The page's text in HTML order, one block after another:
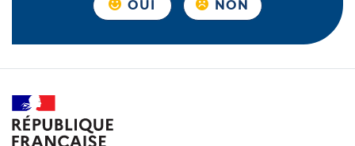
OUI NON